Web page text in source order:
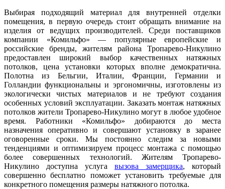
Выбирая подходящий материал для внутренней отделки
помещения, в первую очередь стоит обращать внимание на
изделия от ведущих производителей. Среди поставщиков
компании «Комильфо» — популярные европейские и
российские бренды, жителям района Тропарево-Никулино
предоставлен широкий выбор качественных натяжных
потолков, цена установки которых вполне демократична.
Полотна из Бельгии, Италии, Франции, Германии и
Голландии функциональны и эргономичны, изготовлены из
экологически чистых материалов и не требуют создания
особенных условий эксплуатации. Заказать монтаж натяжных
потолков жители Тропарево-Никулино могут в любое удобное
время. Работники «Комильфо» добираются до места
назначения оперативно и совершают установку в заранее
оговоренные сроки. Мы постоянно следим за новыми
тенденциями и оптимизируем процесс монтажа с помощью
более совершенных технологий. Жителям Тропарево-
Никулино доступна услуга вызова замерщика, который
совершенно бесплатно поможет установить требуемые для
конкретного помещения размеры натяжного потолка.